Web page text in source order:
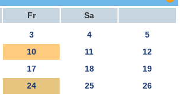
Fr Sa
3 4
5
10 11
12
17 18
19
24 25
26